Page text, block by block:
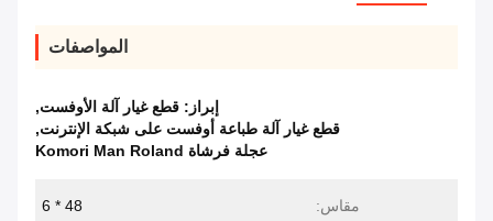
المواصفات
إبراز: قطع غيار آلة الأوفست,
قطع غيار آلة طباعة أوفست على شبكة الإنترنت,
عجلة فرشاة Komori Man Roland
مقاس: 48 * 6